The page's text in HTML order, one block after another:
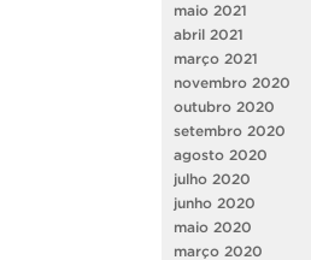
maio 2021
abril 2021
março 2021
novembro 2020
outubro 2020
setembro 2020
agosto 2020
julho 2020
junho 2020
maio 2020
março 2020